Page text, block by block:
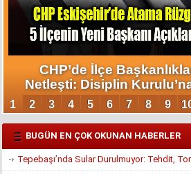
BUGÜN EN ÇOK OKUNAN HABERLER
Tepebaşı’nda Sular Durulmuyor: Tehdit,